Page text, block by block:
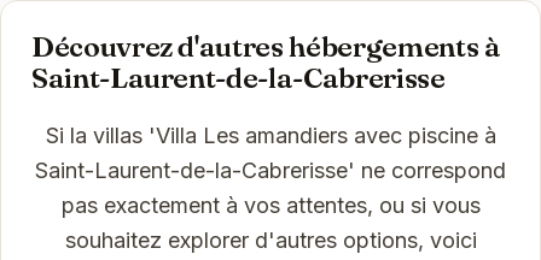
Découvrez d'autres hébergements à
Saint-Laurent-de-la-Cabrerisse
Si la villas 'Villa Les amandiers avec piscine à
Saint-Laurent-de-la-Cabrerisse' ne correspond
pas exactement à vos attentes, ou si vous
souhaitez explorer d'autres options, voici